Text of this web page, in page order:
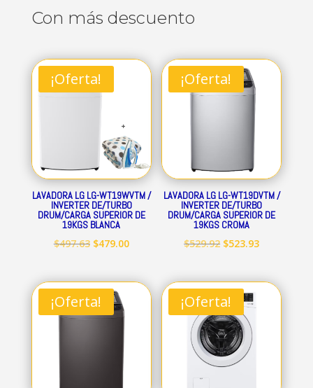
Con más descuento
¡Oferta!
LAVADORA LG LG-WT19WVTM /
INVERTER DE/TURBO
DRUM/CARGA SUPERIOR DE
19KGS BLANCA
$497.63 El
original
era:
$497.63.
$479.00El
actual
¡Oferta!
LAVADORA LG LG-WT19DVTM /
INVERTER DE/TURBO
DRUM/CARGA SUPERIOR DE
19KGS CROMA
$529.92 El
original
era:
$529.92.
$523.93El
actual
¡Oferta! ¡Oferta!